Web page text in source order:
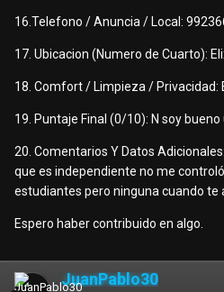
16.Telefono / Anuncia / Local:
17. Ubicacion (Numero de Cuarto):
18. Comfort / Limpieza / Privacidad:
19. Puntaje Final (0/10): N soy bueno
20. Comentarios Y Datos
que es independiente no me
estudiantes pero ninguna cuando te
Espero haber contribuido en algo.
JuanPablo30